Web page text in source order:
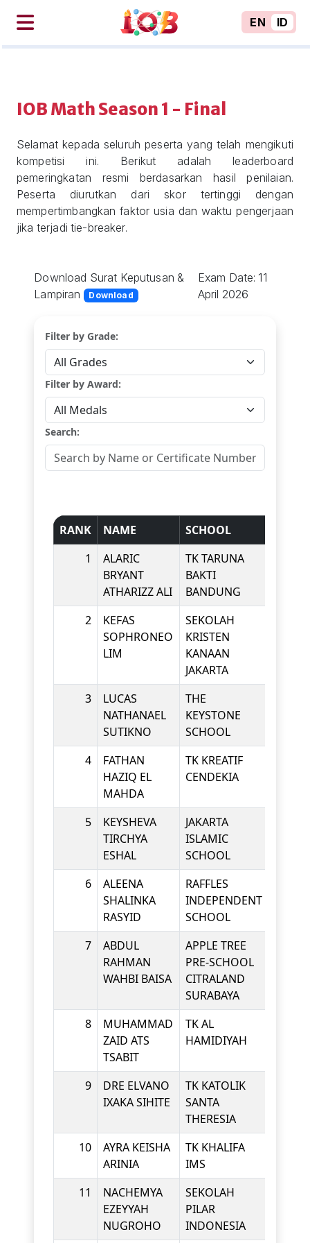
IOB Math Season 1 - Final
Selamat kepada seluruh peserta yang telah mengikuti
kompetisi ini. Berikut adalah leaderboard
pemeringkatan resmi berdasarkan hasil penilaian.
Peserta diurutkan dari skor tertinggi dengan
mempertimbangkan faktor usia dan waktu pengerjaan
jika terjadi tie-breaker.
Download Surat Keputusan &
Lampiran
Download
Exam Date: 11
April 2026
Filter by Grade:
Filter by Award:
Search:
RANK NAME SCHOOL
1
ALARIC
BRYANT
ATHARIZZ ALI
TK TARUNA
BAKTI
BANDUNG
2
KEFAS
SOPHRONEO
LIM
SEKOLAH
KRISTEN
KANAAN
JAKARTA
3
LUCAS
NATHANAEL
SUTIKNO
THE
KEYSTONE
SCHOOL
4
FATHAN
HAZIQ EL
MAHDA
TK KREATIF
CENDEKIA
5
KEYSHEVA
TIRCHYA
ESHAL
JAKARTA
ISLAMIC
SCHOOL
6
ALEENA
SHALINKA
RASYID
RAFFLES
INDEPENDENT
SCHOOL
7
ABDUL
RAHMAN
WAHBI BAISA
APPLE TREE
PRE-SCHOOL
CITRALAND
SURABAYA
8
MUHAMMAD
ZAID ATS
TSABIT
TK AL
HAMIDIYAH
9
DRE ELVANO
IXAKA SIHITE
TK KATOLIK
SANTA
THERESIA
10
AYRA KEISHA
ARINIA
TK KHALIFA
IMS
11
NACHEMYA
EZEYYAH
NUGROHO
SEKOLAH
PILAR
INDONESIA
EN ID